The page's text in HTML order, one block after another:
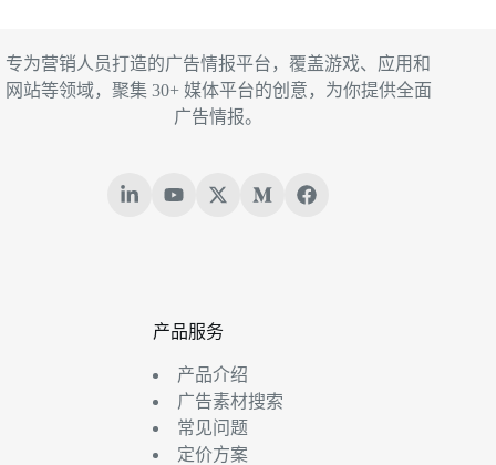
专为营销人员打造的广告情报平台，覆盖游戏、应用和
网站等领域，聚集 30+ 媒体平台的创意，为你提供全面
广告情报。
产品服务
产品介绍
广告素材搜索
常见问题
定价方案